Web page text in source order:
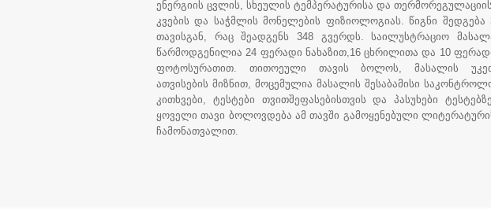
ენერგიის ცვლის, სხეულის ტემპერატურისა და
კვების და საჭმლის მონელების ფიზიოლოგიას. წიგნი შედგება
თავისგან, რაც შეადგენს 348 გვერდს. საილუსტრაციო
წარმოდგენილია 24 ფერადი ნახაზით,16 ცხრილითა და 10
ფოტოსურათით. თითოეული თავის ბოლოს, მასალის
ათვისების მიზნით, მოცემულია მასალის შესაბამისი
კითხვები, ტესტები თვითშეფასებისთვის და პასუხები
ყოველი თავი ბოლოვდება ამ თავში გამოყენებული
ჩამონათვალით.